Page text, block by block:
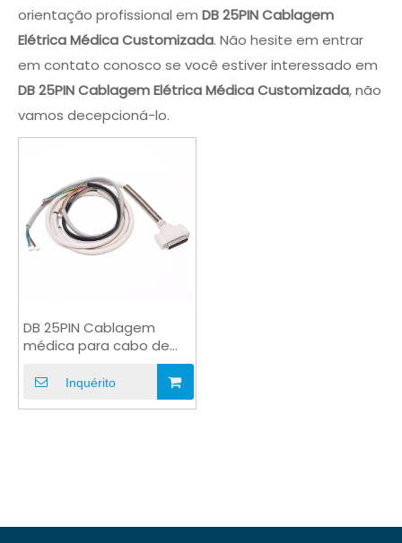
orientação profissional em DB 25PIN Cablagem
Elétrica Médica Customizada. Não hesite em entrar
em contato conosco se você estiver interessado em
DB 25PIN Cablagem Elétrica Médica Customizada, não
vamos decepcioná-lo.
DB 25PIN Cablagem
médica para cabo de
extensão personalizado
Inquérito